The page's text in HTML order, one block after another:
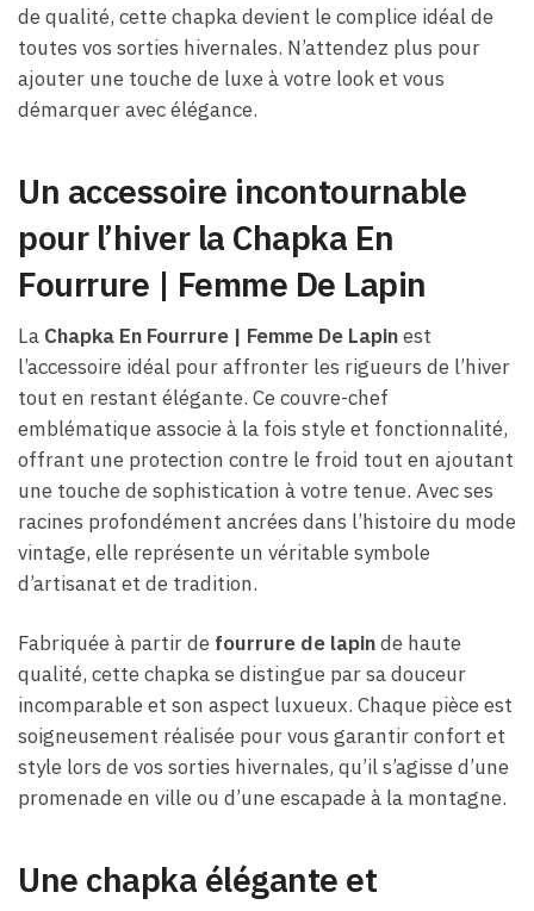
de qualité, cette chapka devient le complice idéal de
toutes vos sorties hivernales. N’attendez plus pour
ajouter une touche de luxe à votre look et vous
démarquer avec élégance.
Un accessoire incontournable
pour l’hiver la Chapka En
Fourrure | Femme De Lapin
La Chapka En Fourrure | Femme De Lapinest
l’accessoire idéal pour affronter les rigueurs de l’hiver
tout en restant élégante. Ce couvre-chef
emblématique associe à la fois style et fonctionnalité,
offrant une protection contre le froid tout en ajoutant
une touche de sophistication à votre tenue. Avec ses
racines profondément ancrées dans l’histoire du mode
vintage, elle représente un véritable symbole
d’artisanat et de tradition.
Fabriquée à partir de fourrure de lapinde haute
qualité, cette chapka se distingue par sa douceur
incomparable et son aspect luxueux. Chaque pièce est
soigneusement réalisée pour vous garantir confort et
style lors de vos sorties hivernales, qu’il s’agisse d’une
promenade en ville ou d’une escapade à la montagne.
Une chapka élégante et